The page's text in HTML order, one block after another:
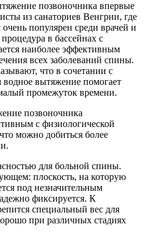
позвоночника впервые
из санаториев Венгрии, где
популярен среди врачей и
в бассейнах с
наиболее эффективным
всех заболеваний спины.
что в сочетании с
вытяжение помогает
промежуток времени.
позвоночника
с физиологической
можно добиться более
для больной спины.
плоскость, на которую
под незначительным
фиксируется. К
специальный вес для
при различных стадиях